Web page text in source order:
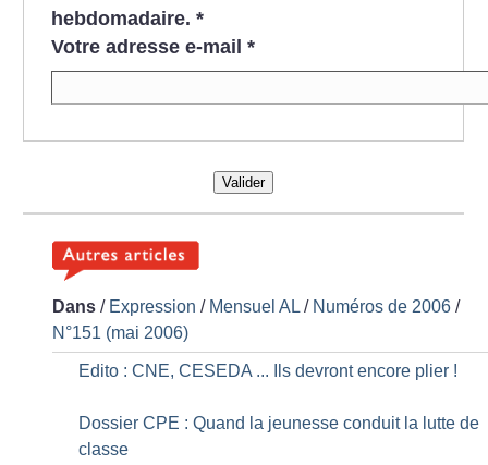
hebdomadaire. *
Votre adresse e-mail *
Valider
Dans / Expression / Mensuel AL / Numéros de 2006 /
N°151 (mai 2006)
Edito : CNE, CESEDA ... Ils devront encore plier !
Dossier CPE : Quand la jeunesse conduit la lutte de
classe